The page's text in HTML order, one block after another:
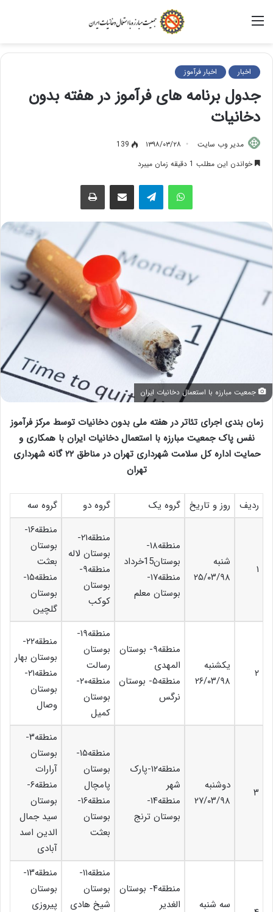
اخبار اخبار فرآموز
جدول برنامه های فرآموز در هفته بدون
دخانیات
مدیر وب سایت ۱۳۹۸/۰۳/۲۸
139
خواندن این مطلب 1 دقیقه زمان میبرد
واتس آپ اشتراک گذاری از طریق ایمیل
جمعیت مبارزه با استعمال دخانیات ایران
زمان بندی اجرای تئاتر در هفته ملی بدون دخانیات توسط مرکز فرآموز
نفس پاک جمعیت مبارزه با استعمال دخانیات ایران با همکاری و
حمایت اداره کل سلامت شهرداری تهران در مناطق ۲۲ گانه شهرداری
تهران
ردیف روز و تاریخ گروه یک گروه دو گروه سه
۱
شنبه
۲۵/۰۳/۹۸
منطقه۱۸-
بوستان15خرداد
منطقه۱۷-
بوستان معلم
منطقه۲۱-
بوستان لاله
منطقه۹-
بوستان
کوکب
منطقه۱۶-
بوستان
بعثت
منطقه۱۵-
بوستان
گلچین
۲
یکشنبه
۲۶/۰۳/۹۸
منطقه۹- بوستان
المهدی
منطقه۵- بوستان
نرگس
منطقه۱۹-
بوستان
رسالت
منطقه۲۰-
بوستان
کمیل
منطقه۲۲-
بوستان بهار
منطقه۲۱-
بوستان
وصال
۳
دوشنبه
۲۷/۰۳/۹۸
منطقه۱۲-پارک
شهر
منطقه۱۴-
بوستان ترنج
منطقه۱۵-
بوستان
پامچال
منطقه۱۶-
بوستان
بعثت
منطقه۳-
بوستان
آرارات
منطقه۶-
بوستان
سید جمال
الدین اسد
آبادی
سه شنبه
منطقه۴- بوستان
الغدیر
منطقه۱۱-
بوستان
شیخ هادی
منطقه۱۳-
بوستان
پیروزی